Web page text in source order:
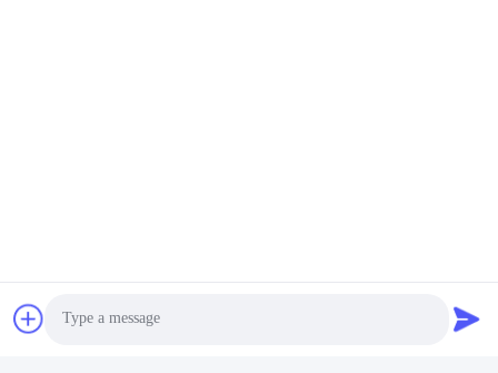
Chengdu Chelation Biology Technology Co., Ltd. すべて 権利は保